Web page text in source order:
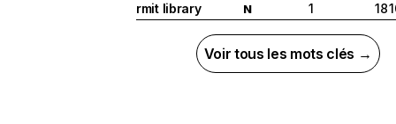
rmit library
N 1 18
Voir tous les mots clés →